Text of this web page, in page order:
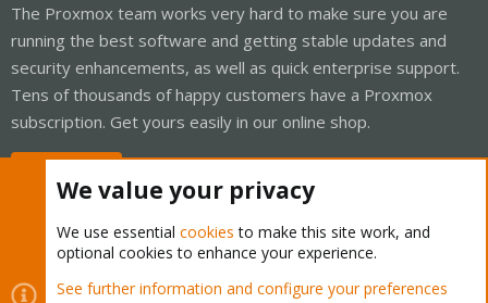
The Proxmox team works very hard to make sure you are
running the best software and getting stable updates and
security enhancements, as well as quick enterprise support.
Tens of thousands of happy customers have a Proxmox
subscription. Get yours easily in our online shop.
Cookies Proxmox Support Forum - Light Mode
We value your privacy
We use essential cookies to make this site work, and
optional cookies to enhance your experience.
See further information and configure your preferences